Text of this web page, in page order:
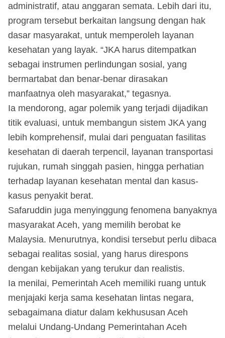
administratif, atau anggaran semata. Lebih dari itu,
program tersebut berkaitan langsung dengan hak
dasar masyarakat, untuk memperoleh layanan
kesehatan yang layak. “JKA harus ditempatkan
sebagai instrumen perlindungan sosial, yang
bermartabat dan benar-benar dirasakan
manfaatnya oleh masyarakat,” tegasnya.
Ia mendorong, agar polemik yang terjadi dijadikan
titik evaluasi, untuk membangun sistem JKA yang
lebih komprehensif, mulai dari penguatan fasilitas
kesehatan di daerah terpencil, layanan transportasi
rujukan, rumah singgah pasien, hingga perhatian
terhadap layanan kesehatan mental dan kasus-
kasus penyakit berat.
Safaruddin juga menyinggung fenomena banyaknya
masyarakat Aceh, yang memilih berobat ke
Malaysia. Menurutnya, kondisi tersebut perlu dibaca
sebagai realitas sosial, yang harus direspons
dengan kebijakan yang terukur dan realistis.
Ia menilai, Pemerintah Aceh memiliki ruang untuk
menjajaki kerja sama kesehatan lintas negara,
sebagaimana diatur dalam kekhususan Aceh
melalui Undang-Undang Pemerintahan Aceh